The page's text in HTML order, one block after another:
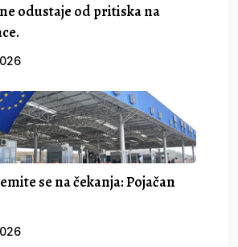
odustaje od pritiska na
se na čekanja: Pojačan